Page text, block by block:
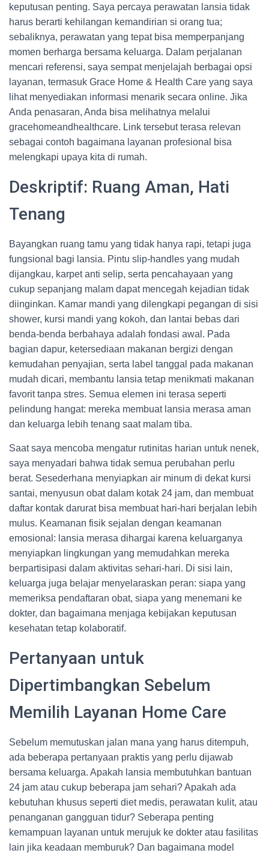
keputusan penting. Saya percaya perawatan lansia tidak
harus berarti kehilangan kemandirian si orang tua;
sebaliknya, perawatan yang tepat bisa memperpanjang
momen berharga bersama keluarga. Dalam perjalanan
mencari referensi, saya sempat menjelajah berbagai opsi
layanan, termasuk Grace Home & Health Care yang saya
lihat menyediakan informasi menarik secara online. Jika
Anda penasaran, Anda bisa melihatnya melalui
gracehomeandhealthcare. Link tersebut terasa relevan
sebagai contoh bagaimana layanan profesional bisa
melengkapi upaya kita di rumah.
Deskriptif: Ruang Aman, Hati
Tenang
Bayangkan ruang tamu yang tidak hanya rapi, tetapi juga
fungsional bagi lansia. Pintu slip-handles yang mudah
dijangkau, karpet anti selip, serta pencahayaan yang
cukup sepanjang malam dapat mencegah kejadian tidak
diinginkan. Kamar mandi yang dilengkapi pegangan di sisi
shower, kursi mandi yang kokoh, dan lantai bebas dari
benda-benda berbahaya adalah fondasi awal. Pada
bagian dapur, ketersediaan makanan bergizi dengan
kemudahan penyajian, serta label tanggal pada makanan
mudah dicari, membantu lansia tetap menikmati makanan
favorit tanpa stres. Semua elemen ini terasa seperti
pelindung hangat: mereka membuat lansia merasa aman
dan keluarga lebih tenang saat malam tiba.
Saat saya mencoba mengatur rutinitas harian untuk nenek,
saya menyadari bahwa tidak semua perubahan perlu
berat. Sesederhana menyiapkan air minum di dekat kursi
santai, menyusun obat dalam kotak 24 jam, dan membuat
daftar kontak darurat bisa membuat hari-hari berjalan lebih
mulus. Keamanan fisik sejalan dengan keamanan
emosional: lansia merasa dihargai karena keluarganya
menyiapkan lingkungan yang memudahkan mereka
berpartisipasi dalam aktivitas sehari-hari. Di sisi lain,
keluarga juga belajar menyelaraskan peran: siapa yang
memeriksa pendaftaran obat, siapa yang menemani ke
dokter, dan bagaimana menjaga kebijakan keputusan
kesehatan tetap kolaboratif.
Pertanyaan untuk
Dipertimbangkan Sebelum
Memilih Layanan Home Care
Sebelum memutuskan jalan mana yang harus ditempuh,
ada beberapa pertanyaan praktis yang perlu dijawab
bersama keluarga. Apakah lansia membutuhkan bantuan
24 jam atau cukup beberapa jam sehari? Apakah ada
kebutuhan khusus seperti diet medis, perawatan kulit, atau
penanganan gangguan tidur? Seberapa penting
kemampuan layanan untuk merujuk ke dokter atau fasilitas
lain jika keadaan memburuk? Dan bagaimana model